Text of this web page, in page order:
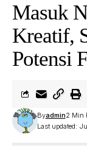
Masuk
Kreatif,
Potensi
Last updated:
Byadmin2 Min